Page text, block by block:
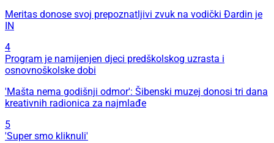
Meritas donose svoj prepoznatljivi zvuk na vodički Đardin je
IN
4
Program je namijenjen djeci predškolskog uzrasta i
osnovnoškolske dobi
'Mašta nema godišnji odmor': Šibenski muzej donosi tri dana
kreativnih radionica za najmlađe
5
'Super smo kliknuli'